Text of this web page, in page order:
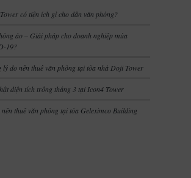
có tiện ích gì cho dân văn phòng?
ảo – Giải pháp cho doanh nghiệp mùa
19?
lý do nên thuê văn phòng tại tòa nhà Doji Tower
diện tích trống tháng 3 tại Icon4 Tower
nên thuê văn phòng tại tòa Geleximco Building